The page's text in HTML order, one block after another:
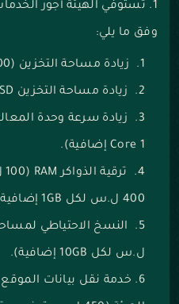
1. تستوفي الهيئة أجور
وفق ما يلي:
زيادة مساحة التخزين (200 ل.س لكل 10GB).
زيادة مساحة التخزين SSD (450 ل.س لكل 10GB).
1 Core إضافية).
400 ل.س لكل 1GB إضافية)
ل.س لكل 10GB إضافية).
خدمة نقل بيانات